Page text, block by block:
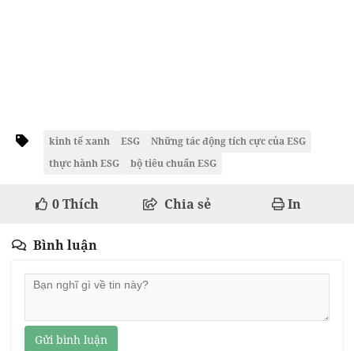
kinh tế xanh ESG
Những tác động tích cực của ESG
thực hành ESG
bộ tiêu chuẩn ESG
0Thích Chia sẻ In
Bình luận
Gửi bình luận